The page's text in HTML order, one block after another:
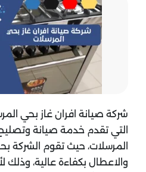
شركة صيانة افران غاز بحي
التي تقدم خدمة صيانة
المرسلات، حيث تقوم الشركة
والاعطال بكفاءة عالية، وذلك